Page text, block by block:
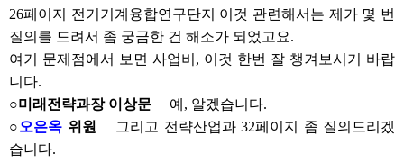
26페이지 전기기계융합연구단지 이것 관련해서는 제가 몇 번
질의를 드려서 좀 궁금한 건 해소가 되었고요.
여기 문제점에서 보면 사업비, 이것 한번 잘 챙겨보시기 바랍
니다.
○미래전략과장 이상문
예, 알겠습니다.
○오은옥 위원
그리고 전략산업과 32페이지 좀 질의드리겠
습니다.